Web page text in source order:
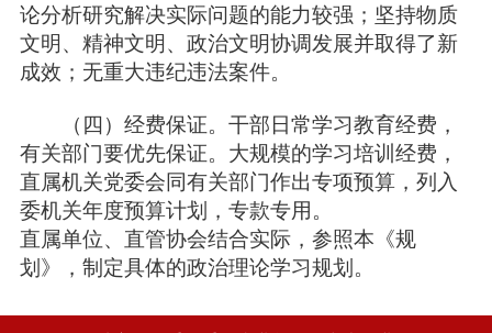
论分析研究解决实际问题的能力较强；坚持物质
文明、精神文明、政治文明协调发展并取得了新
成效；无重大违纪违法案件。
（四）经费保证。干部日常学习教育经费，
有关部门要优先保证。大规模的学习培训经费，
直属机关党委会同有关部门作出专项预算，列入
委机关年度预算计划，专款专用。
直属单位、直管协会结合实际，参照本《规
划》，制定具体的政治理论学习规划。